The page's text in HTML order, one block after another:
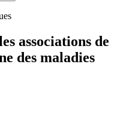
associations de
des maladies